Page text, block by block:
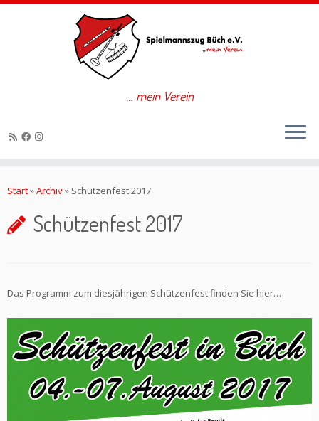
Inhalt
… mein Verein
Start»Archiv» Schützenfest 2017
Schützenfest 2017
Das Programm zum diesjährigen Schützenfest finden Sie hier…